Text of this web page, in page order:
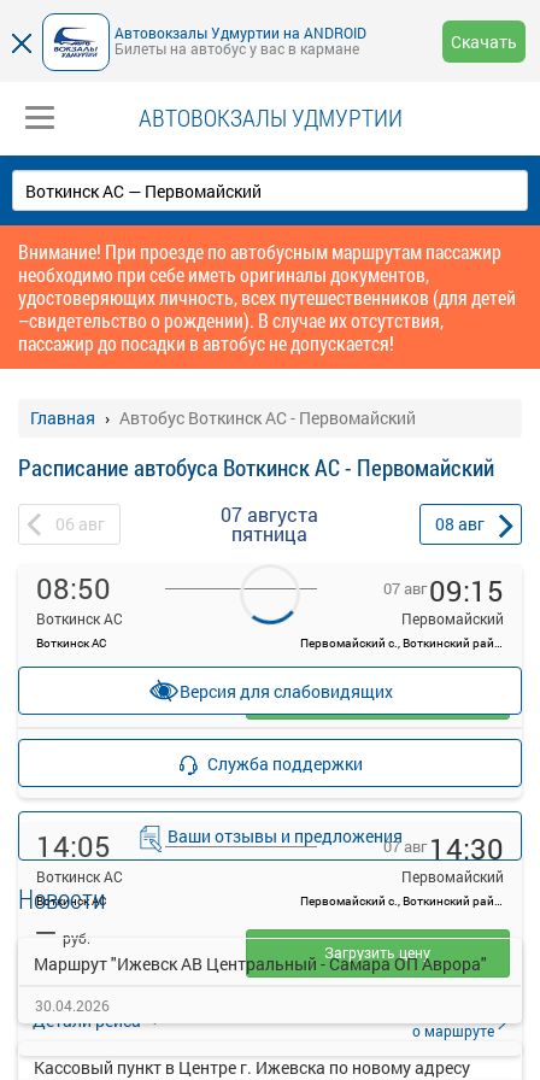
Автовокзалы Удмуртии на ANDROID
Билеты на автобус у вас в кармане
Скачать
АВТОВОКЗАЛЫ УДМУРТИИ
Внимание! При проезде по автобусным маршрутам пассажир
необходимо при себе иметь оригиналы документов,
удостоверяющих личность, всех путешественников (для детей
–свидетельство о рождении). В случае их отсутствия,
пассажир до посадки в автобус не допускается!
Главная Автобус Воткинск АС - Первомайский
Расписание автобуса Воткинск АС - Первомайский
06 авг 07 августа
пятница 08 авг
08:50
Воткинск АС
Воткинск АС
07 авг09:15
Первомайский
Первомайский с., Воткинский район, Удмуртская Республика
—
Загрузить цену
14:05
Воткинск АС
Воткинск АС
07 авг 14:30
Первомайский
Первомайский с., Воткинский район, Удмуртская Республика
Детали рейса
о маршруте
— руб.
Загрузить цену
Версия для слабовидящих
Служба поддержки
Ваши отзывы и предложения
Новости
Маршрут "Ижевск АВ Центральный - Самара ОП Аврора"
30.04.2026
Кассовый пункт в Центре г. Ижевска по новому адресу